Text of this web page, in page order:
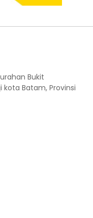
Bukit
Batam, Provinsi